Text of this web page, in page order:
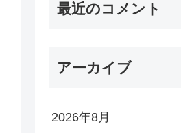
最近のコメント
アーカイブ
2026年8月